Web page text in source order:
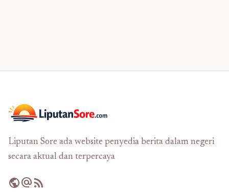
Liputan Sore ada website penyedia berita dalam negeri
secara aktual dan terpercaya
publicalternate_emailrss_feed